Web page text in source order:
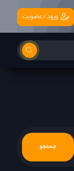
ورود/عضویت
جستجو